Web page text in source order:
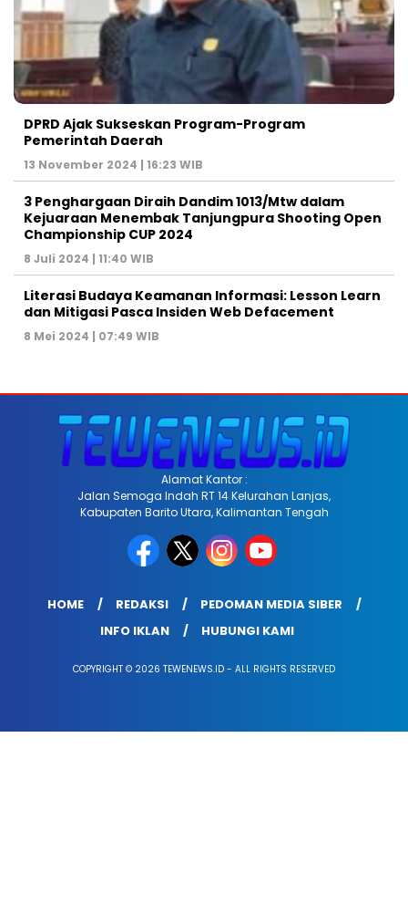
DPRD Ajak Sukseskan Program-Program
Pemerintah Daerah
13 November 2024 | 16:23 WIB
3 Penghargaan Diraih Dandim 1013/Mtw dalam
Kejuaraan Menembak Tanjungpura Shooting Open
Championship CUP 2024
8 Juli 2024 | 11:40 WIB
Literasi Budaya Keamanan Informasi: Lesson Learn
dan Mitigasi Pasca Insiden Web Defacement
8 Mei 2024 | 07:49 WIB
Alamat Kantor :
Jalan Semoga Indah RT 14 Kelurahan Lanjas,
Kabupaten Barito Utara, Kalimantan Tengah
HOME REDAKSI
PEDOMAN MEDIA SIBER
INFO IKLAN
HUBUNGI KAMI
COPYRIGHT © 2026 TEWENEWS.ID - ALL RIGHTS RESERVED